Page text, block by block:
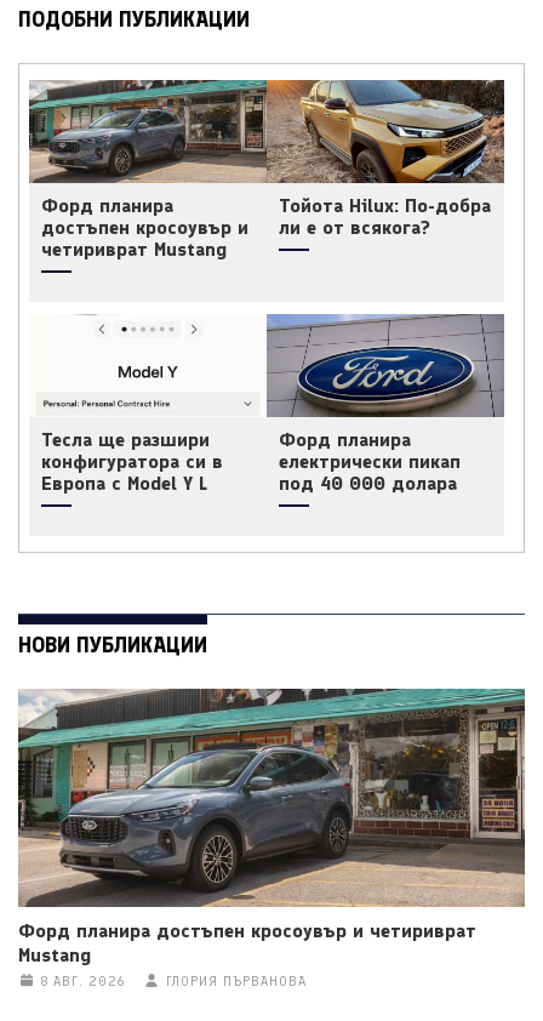
ПОДОБНИ ПУБЛИКАЦИИ
Форд планира
достъпен кросоувър и
четириврат Mustang
Тойота Hilux: По-добра
ли е от всякога?
Тесла ще разшири
конфигуратора си в
Европа с Model Y L
Форд планира
електрически пикап
под 40 000 долара
НОВИ ПУБЛИКАЦИИ
Форд планира достъпен кросоувър и четириврат
Mustang
8 АВГ. 2026 ГЛОРИЯ ПЪРВАНОВА